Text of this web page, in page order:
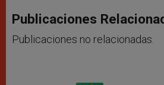
Publicaciones
Publicaciones no relacionadas.